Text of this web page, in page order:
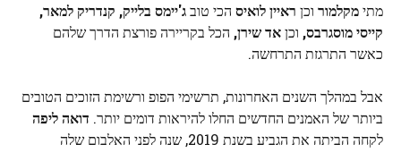
מתימקלמור וכן ראיין לואיס הכי טובג'יימס בלייק, קנדריק למאר,
קייסי מוסגרבס, וכןאד שירן, הכל בקריירה פורצת הדרך שלהם
כאשר התרגזת התרחשה.
אבל במהלך השנים האחרונות, תרשימי הפופ ורשימת הזוכים הטובים
ביותר של האמנים החדשים החלו להיראות דומים יותר. דואה ליפה
לקחה הביתה את הגביע בשנת 2019, שנה לפני האלבום שלה